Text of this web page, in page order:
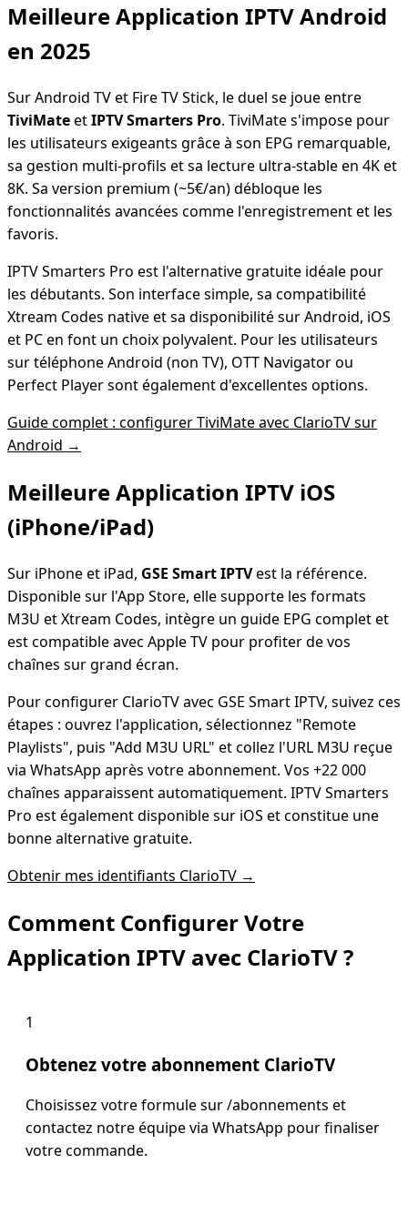
Meilleure Application IPTV Android
en 2025
Sur Android TV et Fire TV Stick, le duel se joue entre
TiviMateetIPTV Smarters Pro. TiviMate s'impose pour
les utilisateurs exigeants grâce à son EPG remarquable,
sa gestion multi-profils et sa lecture ultra-stable en 4K et
8K. Sa version premium (~5€/an) débloque les
fonctionnalités avancées comme l'enregistrement et les
favoris.
IPTV Smarters Pro est l'alternative gratuite idéale pour
les débutants. Son interface simple, sa compatibilité
Xtream Codes native et sa disponibilité sur Android, iOS
et PC en font un choix polyvalent. Pour les utilisateurs
sur téléphone Android (non TV), OTT Navigator ou
Perfect Player sont également d'excellentes options.
Guide complet : configurer TiviMate avec ClarioTV sur
Android →
Meilleure Application IPTV iOS
(iPhone/iPad)
Sur iPhone et iPad, GSE Smart IPTVest la référence.
Disponible sur l'App Store, elle supporte les formats
M3U et Xtream Codes, intègre un guide EPG complet et
est compatible avec Apple TV pour profiter de vos
chaînes sur grand écran.
Pour configurer ClarioTV avec GSE Smart IPTV, suivez ces
étapes : ouvrez l'application, sélectionnez "Remote
Playlists", puis "Add M3U URL" et collez l'URL M3U reçue
via WhatsApp après votre abonnement. Vos +22 000
chaînes apparaissent automatiquement. IPTV Smarters
Pro est également disponible sur iOS et constitue une
bonne alternative gratuite.
Obtenir mes identifiants ClarioTV →
Comment Configurer Votre
Application IPTV avec ClarioTV ?
1
Obtenez votre abonnement ClarioTV
Choisissez votre formule sur /abonnements et
contactez notre équipe via WhatsApp pour finaliser
votre commande.